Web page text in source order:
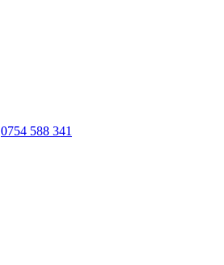
0754 588 341